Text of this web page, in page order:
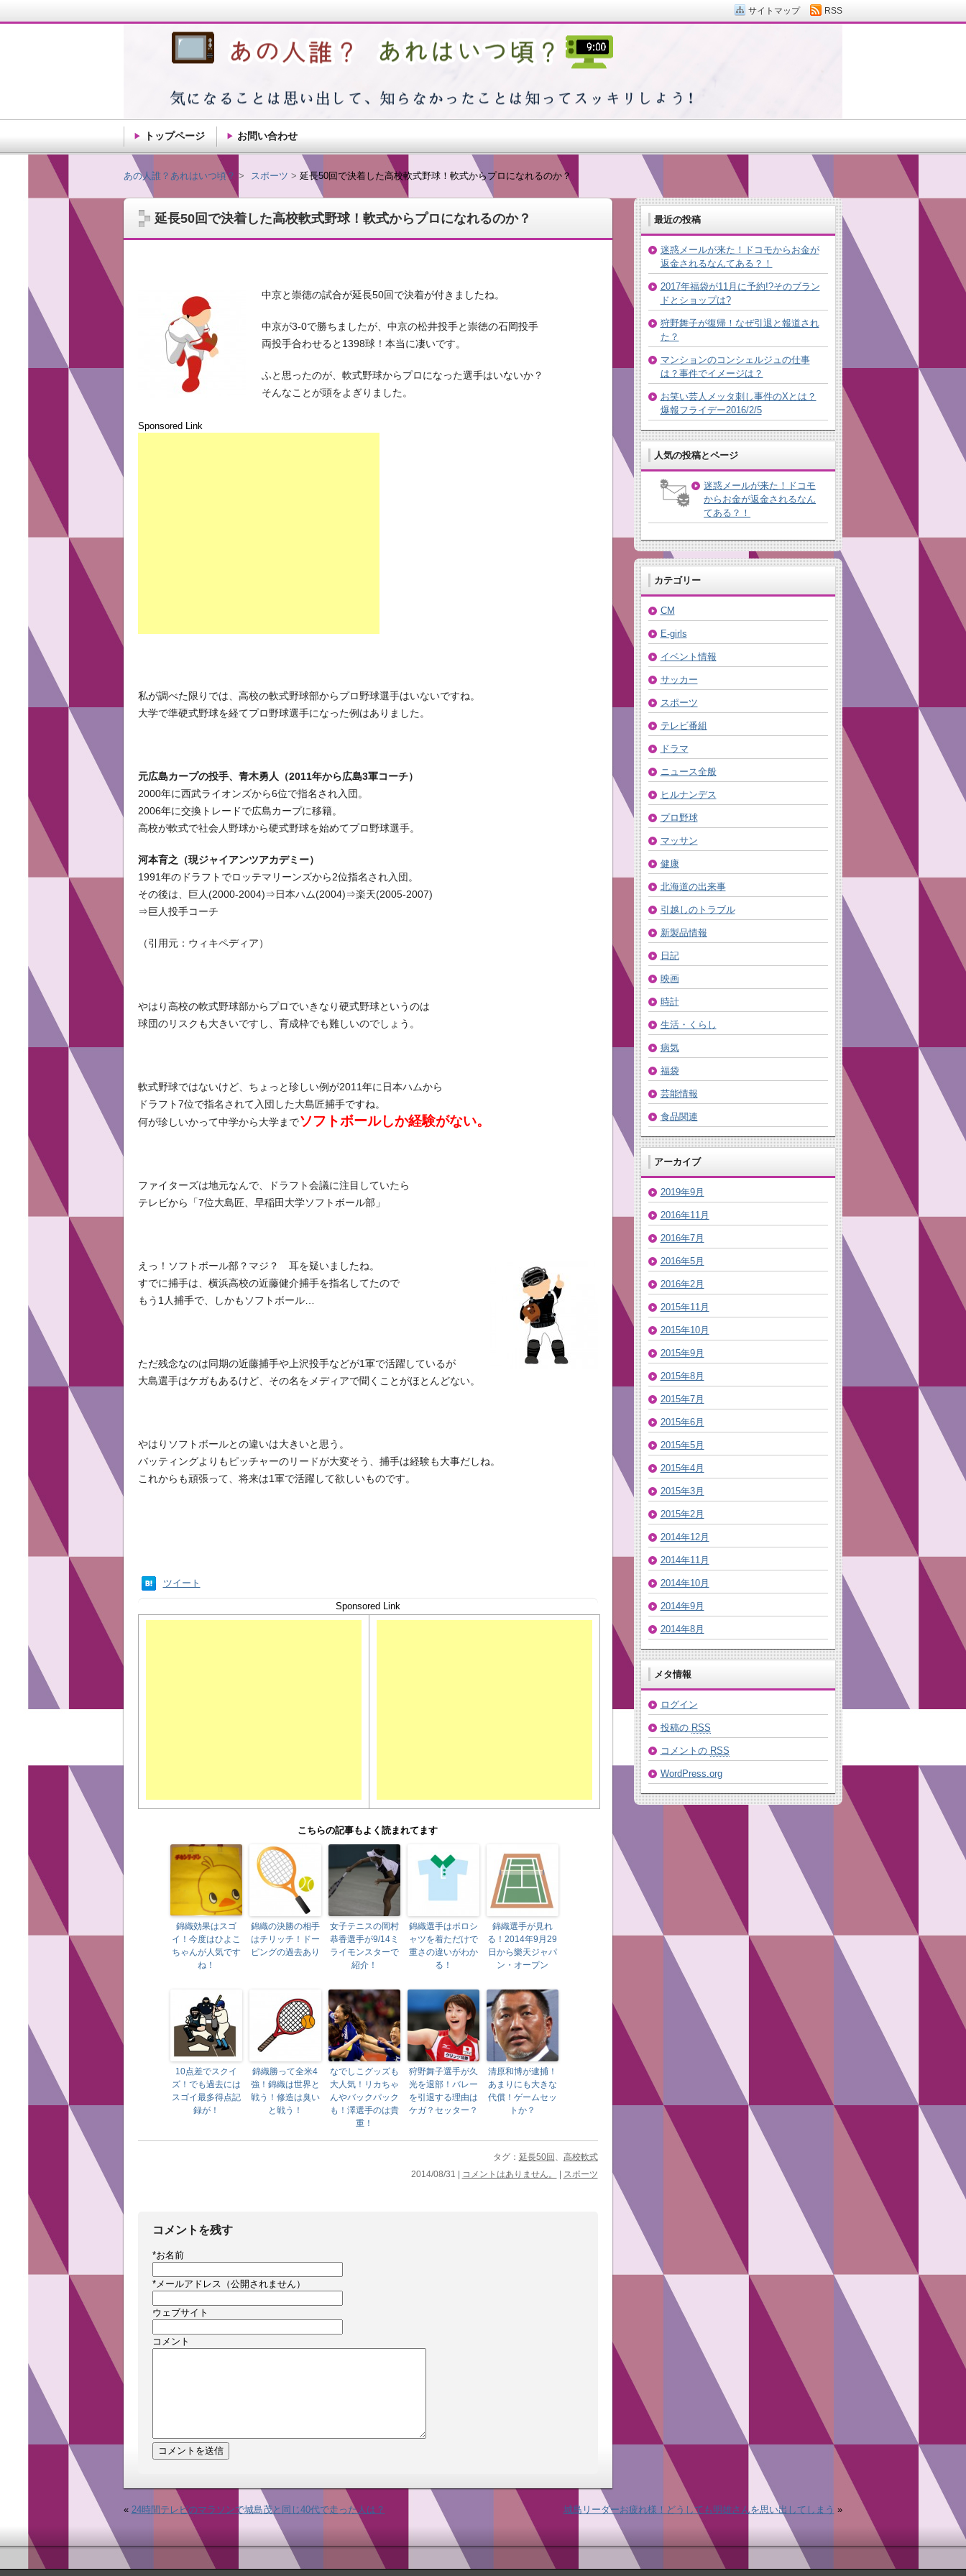
延長50回で決着した高校軟式野球！軟式からプロになれるのか？
中京と崇徳の試合が延長50回で決着が付きましたね。
中京が3-0で勝ちましたが、中京の松井投手と崇徳の石岡投手
両投手合わせると1398球！本当に凄いです。
ふと思ったのが、軟式野球からプロになった選手はいないか？
そんなことが頭をよぎりました。
Sponsored Link
私が調べた限りでは、高校の軟式野球部からプロ野球選手はいないですね。
大学で準硬式野球を経てプロ野球選手になった例はありました。
元広島カープの投手、青木勇人（2011年から広島3軍コーチ）
2000年に西武ライオンズから6位で指名され入団。
2006年に交換トレードで広島カープに移籍。
高校が軟式で社会人野球から硬式野球を始めてプロ野球選手。
河本育之（現ジャイアンツアカデミー）
1991年のドラフトでロッテマリーンズから2位指名され入団。
その後は、巨人(2000-2004)⇒日本ハム(2004)⇒楽天(2005-2007)
⇒巨人投手コーチ
（引用元：ウィキペディア）
やはり高校の軟式野球部からプロでいきなり硬式野球というのは
球団のリスクも大きいですし、育成枠でも難しいのでしょう。
軟式野球ではないけど、ちょっと珍しい例が2011年に日本ハムから
ドラフト7位で指名されて入団した大島匠捕手ですね。
何が珍しいかって中学から大学までソフトボールしか経験がない。
ファイターズは地元なんで、ドラフト会議に注目していたら
テレビから「7位大島匠、早稲田大学ソフトボール部」
えっ！ソフトボール部？マジ？ 耳を疑いましたね。
すでに捕手は、横浜高校の近藤健介捕手を指名してたので
もう1人捕手で、しかもソフトボール…
ただ残念なのは同期の近藤捕手や上沢投手などが1軍で活躍しているが
大島選手はケガもあるけど、その名をメディアで聞くことがほとんどない。
やはりソフトボールとの違いは大きいと思う。
バッティングよりもピッチャーのリードが大変そう、捕手は経験も大事だしね。
これからも頑張って、将来は1軍で活躍して欲しいものです。
ツイート
Sponsored Link
こちらの記事もよく読まれてます
錦織効果はスゴ
イ！今度はひよこ
ちゃんが人気です
ね！
錦織の決勝の相手
はチリッチ！ドー
ピングの過去あり
女子テニスの岡村
恭香選手が9/14ミ
ライモンスターで
紹介！
錦織選手はポロシ
ャツを着ただけで
重さの違いがわか
る！
錦織選手が見れ
る！2014年9月29
日から樂天ジャパ
ン・オープン
10点差でスクイ
ズ！でも過去には
スゴイ最多得点記
録が！
錦織勝って全米4
強！錦織は世界と
戦う！修造は臭い
と戦う！
なでしこグッズも
大人気！リカちゃ
んやバックパック
も！澤選手のは貴
重！
狩野舞子選手が久
光を退部！バレー
を引退する理由は
ケガ？セッター？
清原和博が逮捕！
あまりにも大きな
代償！ゲームセッ
トか？
タグ： 延長50回 、 高校軟式
2014/08/31 |
コメントはありません。 スポーツ
コメントを残す
*お名前
*メールアドレス（公開されません）
ウェブサイト
コメント
最近の投稿
迷惑メールが来た！ドコモからお金が
返金されるなんてある？！
2017年福袋が11月に予約!?そのブラン
ドとショップは?
狩野舞子が復帰！なぜ引退と報道され
た？
マンションのコンシェルジュの仕事
は？事件でイメージは？
お笑い芸人メッタ刺し事件のXとは？
爆報フライデー2016/2/5
人気の投稿とページ
迷惑メールが来た！ドコモ
からお金が返金されるなん
てある？！
カテゴリー
CM
E-girls
イベント情報
サッカー
スポーツ
テレビ番組
ドラマ
ニュース全般
ヒルナンデス
プロ野球
マッサン
健康
北海道の出来事
引越しのトラブル
新製品情報
日記
映画
時計
生活・くらし
病気
福袋
芸能情報
食品関連
アーカイブ
2019年9月
2016年11月
2016年7月
2016年5月
2016年2月
2015年11月
2015年10月
2015年9月
2015年8月
2015年7月
2015年6月
2015年5月
2015年4月
2015年3月
2015年2月
2014年12月
2014年11月
2014年10月
2014年9月
2014年8月
メタ情報
ログイン
投稿の RSS
コメントの RSS
WordPress.org
« 24時間テレビのマラソンで城島茂と同じ40代で走った人は？ 城島リーダーお疲れ様！どうしても明雄さんを思い出してしまう »
あの人誰？あれはいつ頃？ スポーツ 延長50回で決着した高校軟式野球！軟式からプロになれるのか？
あの人誰？あれはいつ頃？
記憶ってだんだん薄れるもんですね。思い出そうと思えば思うほど浮かばない…そんな私の日常で感じた
トップページ お問い合わせ
サイトマップ RSS